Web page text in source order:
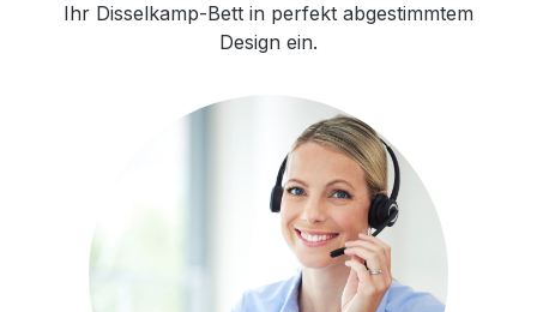
Ihr Disselkamp-Bett in perfekt abgestimmtem
Design ein.